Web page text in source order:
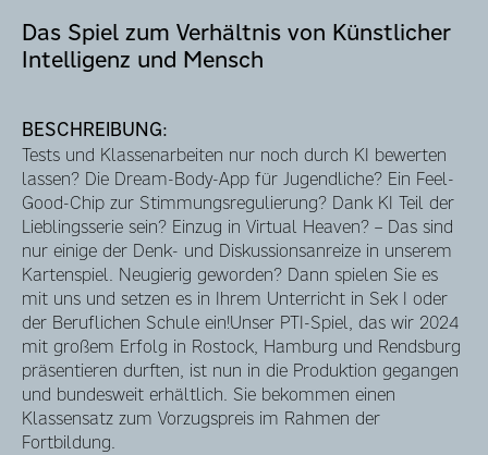
Das Spiel zum Verhältnis von Künstlicher
Intelligenz und Mensch
BESCHREIBUNG:
Tests und Klassenarbeiten nur noch durch KI bewerten
lassen? Die Dream-Body-App für Jugendliche? Ein Feel-
Good-Chip zur Stimmungsregulierung? Dank KI Teil der
Lieblingsserie sein? Einzug in Virtual Heaven? – Das sind
nur einige der Denk- und Diskussionsanreize in unserem
Kartenspiel. Neugierig geworden? Dann spielen Sie es
mit uns und setzen es in Ihrem Unterricht in Sek I oder
der Beruflichen Schule ein!Unser PTI-Spiel, das wir 2024
mit großem Erfolg in Rostock, Hamburg und Rendsburg
präsentieren durften, ist nun in die Produktion gegangen
und bundesweit erhältlich. Sie bekommen einen
Klassensatz zum Vorzugspreis im Rahmen der
Fortbildung.